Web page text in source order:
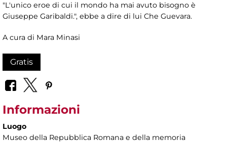
"L'unico eroe di cui il mondo ha mai avuto bisogno è
Giuseppe Garibaldi.", ebbe a dire di lui Che Guevara.
A cura di Mara Minasi
Gratis
Informazioni
Luogo
Museo della Repubblica Romana e della memoria